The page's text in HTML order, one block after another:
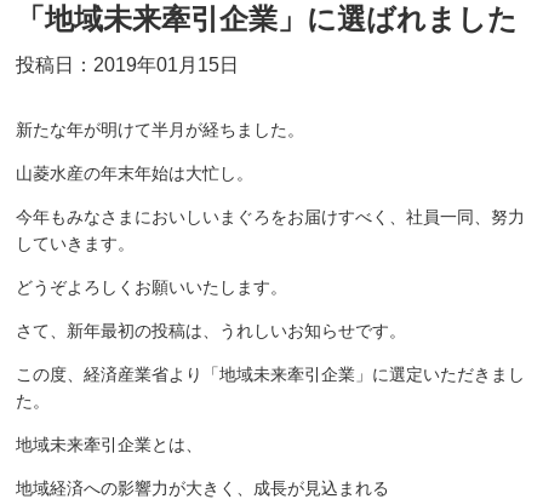
「地域未来牽引企業」に選ばれました
投稿日：2019年01月15日
新たな年が明けて半月が経ちました。
山菱水産の年末年始は大忙し。
今年もみなさまにおいしいまぐろをお届けすべく、社員一同、努力
していきます。
どうぞよろしくお願いいたします。
さて、新年最初の投稿は、うれしいお知らせです。
この度、経済産業省より「地域未来牽引企業」に選定いただきまし
た。
地域未来牽引企業とは、
地域経済への影響力が大きく、成長が見込まれる